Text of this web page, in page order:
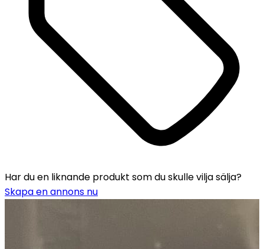
Har du en liknande produkt som du skulle vilja sälja?
Skapa en annons nu